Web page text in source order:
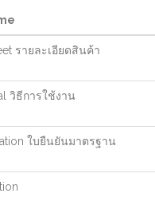
รายละเอียดสินค้า
วิธีการใช้งาน
ใบยืนยันมาตรฐาน